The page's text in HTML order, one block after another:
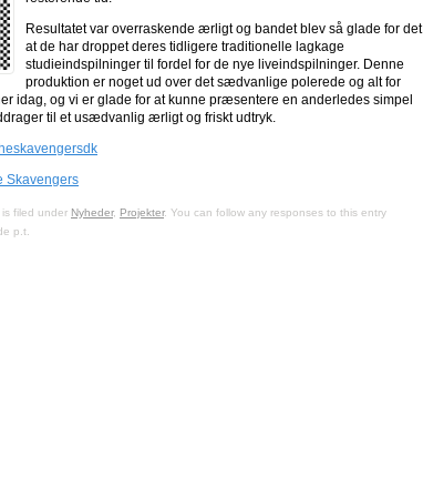
Resultatet var overraskende ærligt og bandet blev så glade for det
at de har droppet deres tidligere traditionelle lagkage
studieindspilninger til fordel for de nye liveindspilninger. Denne
produktion er noget ud over det sædvanlige polerede og alt for
idag, og vi er glade for at kunne præsentere en anderledes simpel
til et usædvanlig ærligt og friskt udtryk.
Skavengers
filed under Nyheder, Projekter. You can follow any responses to this entry
p.t.